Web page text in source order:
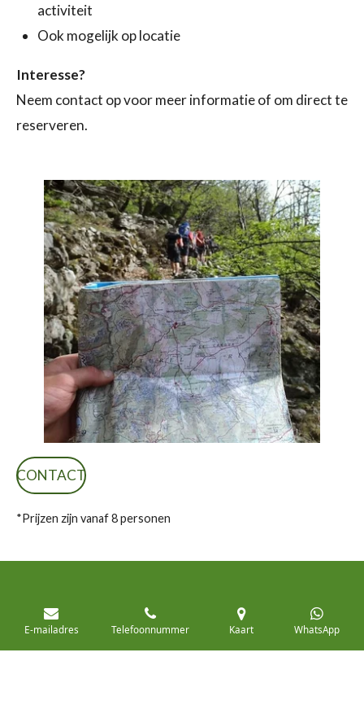
activiteit
Ook mogelijk op locatie
Interesse?
Neem contact op voor meer informatie of om direct te
reserveren.
CONTACT
*Prijzen zijn vanaf 8 personen
E-mailadres Telefoonnummer Kaart WhatsApp